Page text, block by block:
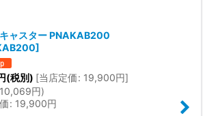
絞り込む
ャスター PNAKAB200
]
(税別) [当店定価: 19,900円]
10,069円)
: 19,900円